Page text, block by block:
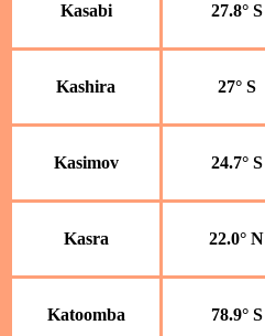
Kasabi 27.8° S
Kashira 27° S
Kasimov 24.7° S
Kasra 22.0° N
Katoomba 78.9° S